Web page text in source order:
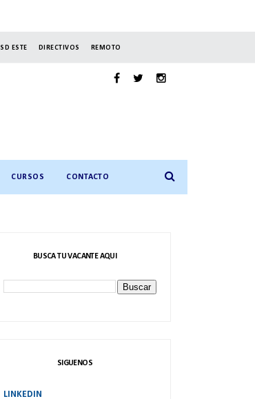
SD ESTE DIRECTIVOS REMOTO
CURSOS CONTACTO
BUSCA TU VACANTE AQUI
SIGUENOS
LINKEDIN